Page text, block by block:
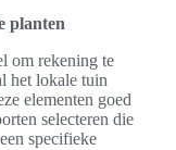
planten
om rekening te
het lokale tuin
elementen goed
selecteren die
specifieke